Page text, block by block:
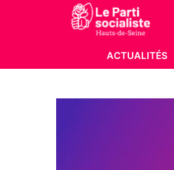
ACTUALITÉS